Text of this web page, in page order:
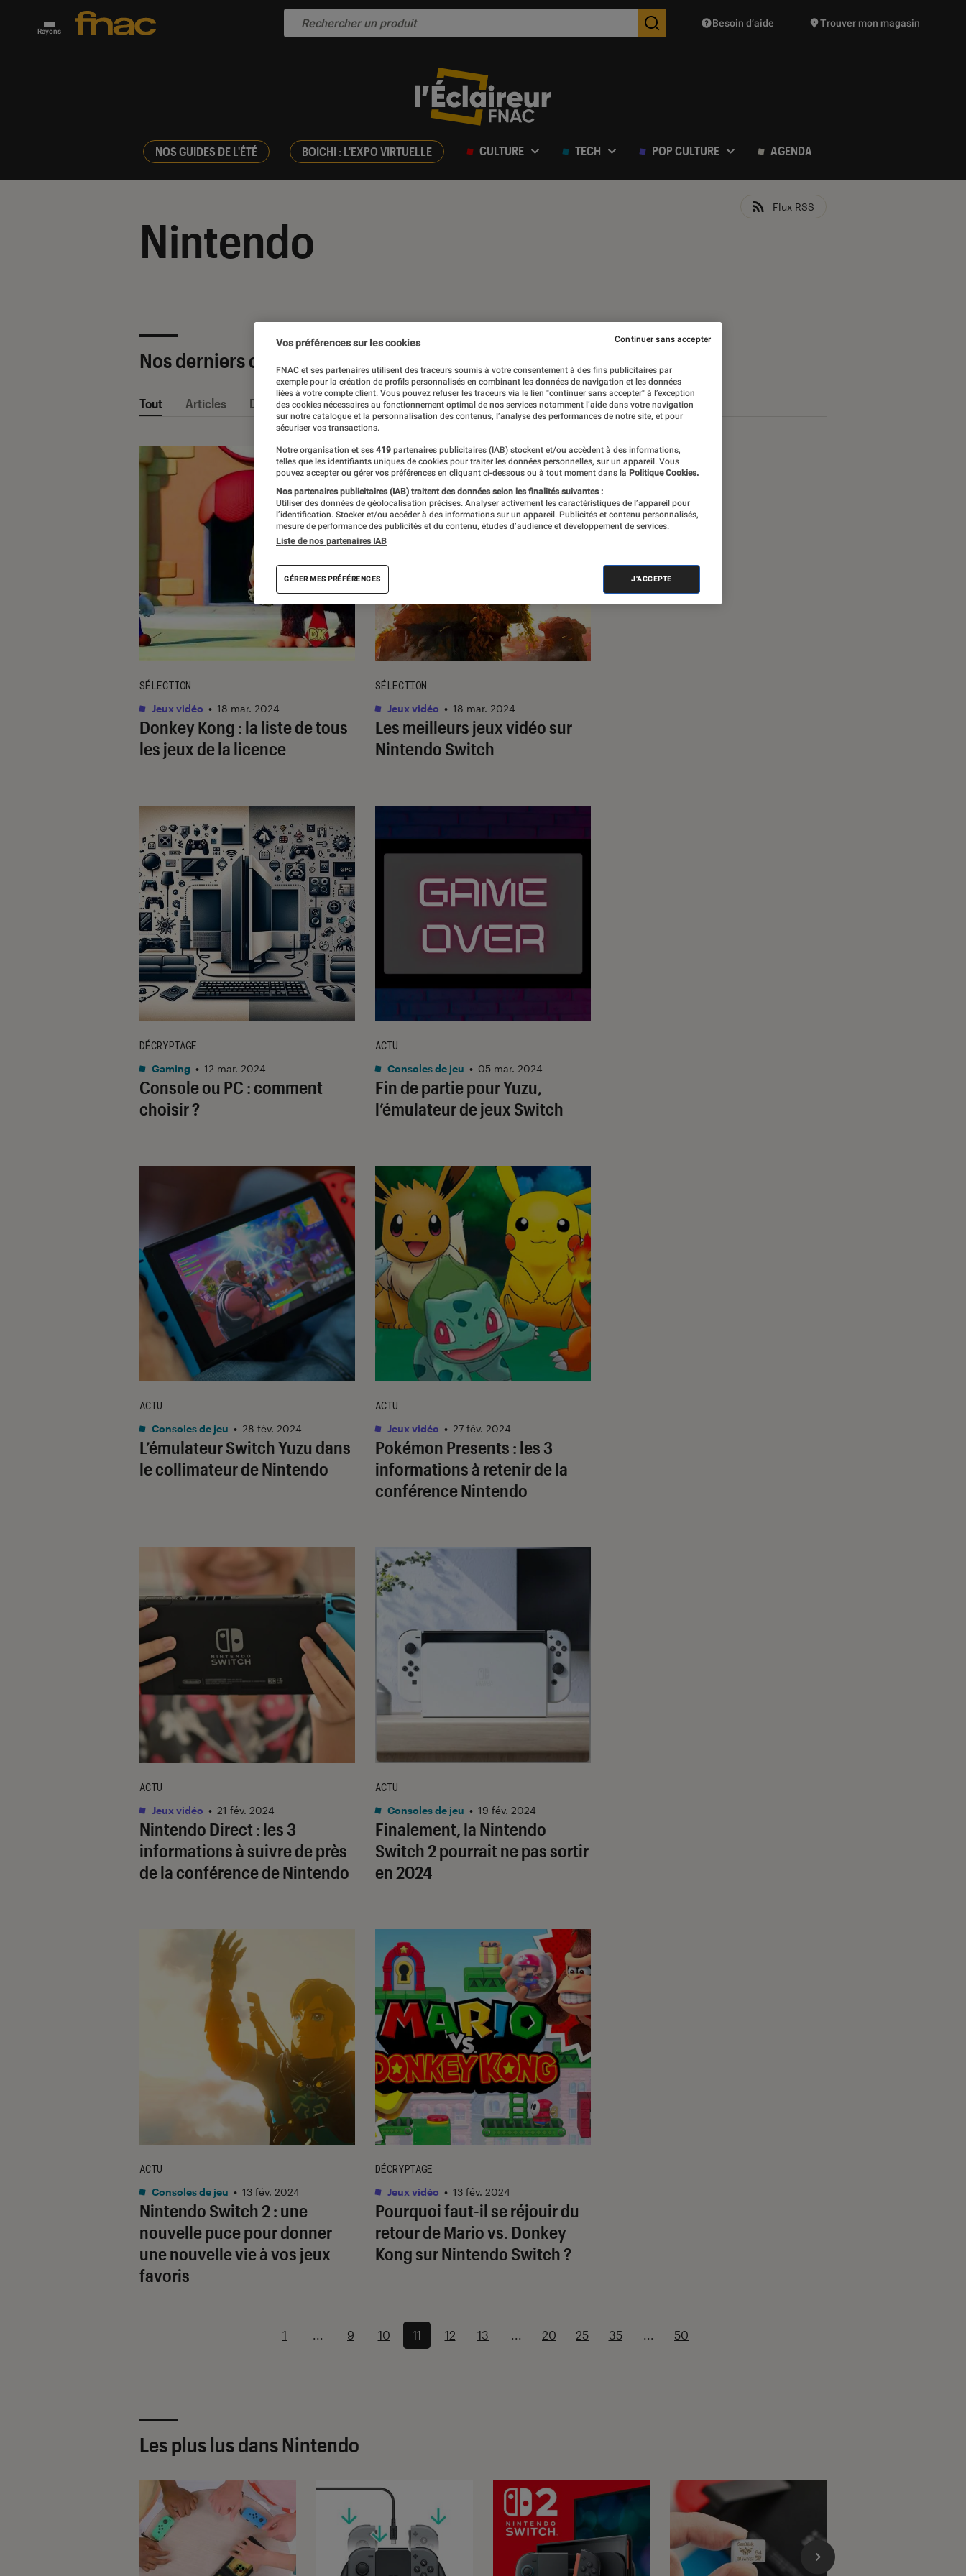
Rayons Des suggestions de produits vont vous être proposées
Besoin d’aide Trouver mon magasin
NOS GUIDES DE L'ÉTÉ BOICHI : L'EXPO VIRTUELLE CULTURE TECH POP CULTURE AGENDA
Nintendo
Flux RSS
Nos derniers contenus
Tout Articles Dossiers Sélections et guides Tests
Donkey Kong : la liste de tous
les jeux de la licence
SÉLECTION
Jeux vidéo • 18 mar. 2024
Les meilleurs jeux vidéo sur
Nintendo Switch
SÉLECTION
Jeux vidéo • 18 mar. 2024
Console ou PC : comment
choisir ?
DÉCRYPTAGE
Gaming • 12 mar. 2024
Fin de partie pour Yuzu,
l’émulateur de jeux Switch
ACTU
Consoles de jeu • 05 mar. 2024
L’émulateur Switch Yuzu dans
le collimateur de Nintendo
ACTU
Consoles de jeu • 28 fév. 2024
Pokémon Presents : les 3
informations à retenir de la
conférence Nintendo
ACTU
Jeux vidéo • 27 fév. 2024
Nintendo Direct : les 3
informations à suivre de près
de la conférence de Nintendo
ACTU
Jeux vidéo • 21 fév. 2024
Finalement, la Nintendo
Switch 2 pourrait ne pas sortir
en 2024
ACTU
Consoles de jeu • 19 fév. 2024
Nintendo Switch 2 : une
nouvelle puce pour donner
une nouvelle vie à vos jeux
favoris
ACTU
Consoles de jeu • 13 fév. 2024
Pourquoi faut-il se réjouir du
retour deMario vs. Donkey
Kongsur Nintendo Switch ?
DÉCRYPTAGE
Jeux vidéo • 13 fév. 2024
1 ... 9 10 11 12 13 ... 20 25 35 ... 50
Les plus lus dans Nintendo
Vos préférences sur les cookies
FNAC et ses partenaires utilisent des traceurs soumis à votre consentement à des fins publicitaires par
exemple pour la création de profils personnalisés en combinant les données de navigation et les données
liées à votre compte client. Vous pouvez refuser les traceurs via le lien "continuer sans accepter" à l’exception
des cookies nécessaires au fonctionnement optimal de nos services notamment l’aide dans votre navigation
sur notre catalogue et la personnalisation des contenus, l’analyse des performances de notre site, et pour
sécuriser vos transactions.
Notre organisation et ses 419 partenaires publicitaires (IAB) stockent et/ou accèdent à des informations,
telles que les identifiants uniques de cookies pour traiter les données personnelles, sur un appareil. Vous
pouvez accepter ou gérer vos préférences en cliquant ci-dessous ou à tout moment dans la Politique Cookies.
Nos partenaires publicitaires (IAB) traitent des données selon les finalités suivantes :
Utiliser des données de géolocalisation précises. Analyser activement les caractéristiques de l’appareil pour
l’identification. Stocker et/ou accéder à des informations sur un appareil. Publicités et contenu personnalisés,
mesure de performance des publicités et du contenu, études d’audience et développement de services.
Liste de nos partenaires IAB
GÉRER MES PRÉFÉRENCES J'ACCEPTE
Continuer sans accepter